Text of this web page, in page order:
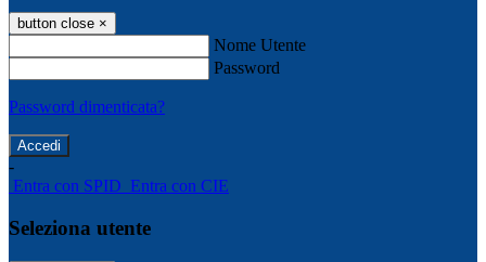
button close ×
Nome Utente
Password
Password dimenticata?
-
Entra con SPID Entra con CIE
Seleziona utente